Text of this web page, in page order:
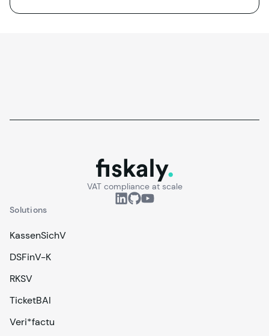
fiskaly.
VAT compliance at scale
Solutions
KassenSichV
DSFinV-K
RKSV
TicketBAI
Veri*factu